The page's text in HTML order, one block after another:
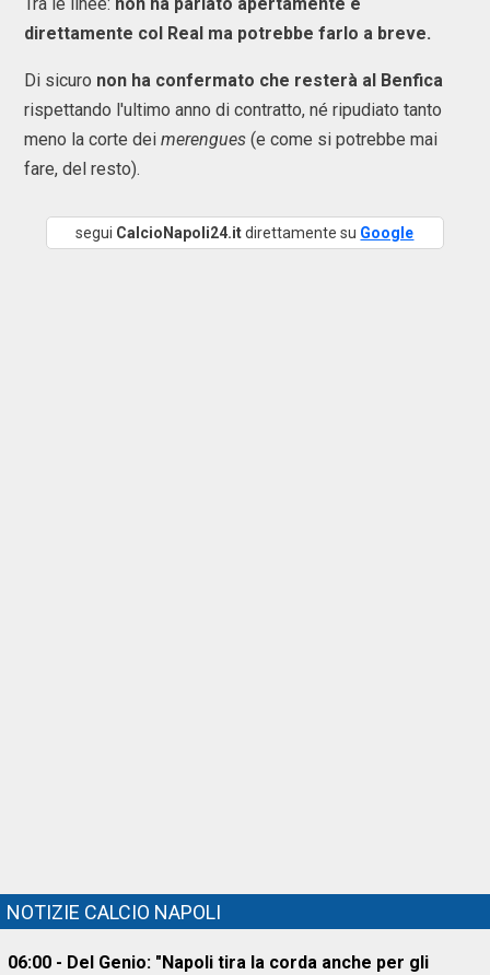
direttamente col Real ma potrebbe farlo a breve.
Di sicuro non ha confermato che resterà al Benfica
rispettando l'ultimo anno di contratto, né ripudiato tanto
meno la corte dei merengues (e come si potrebbe mai
fare, del resto).
segui CalcioNapoli24.itdirettamente su Google
NOTIZIE CALCIO NAPOLI
06:00 - Del Genio: "Napoli tira la corda anche per gli